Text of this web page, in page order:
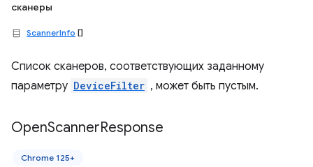
сканеры
ScannerInfo []
Список сканеров, соответствующих заданному
параметру DeviceFilter , может быть пустым.
OpenScannerResponse
Chrome 125+